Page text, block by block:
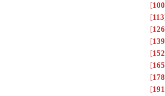
[100
[113
[126
[139
[152
[165
[178
[191